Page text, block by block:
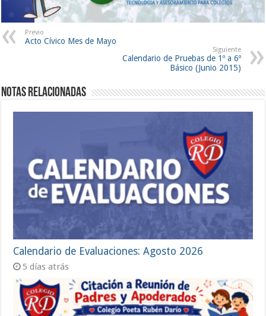
Previo
Acto Cívico Mes de Mayo
Siguiente
Calendario de Pruebas de 1º a 6º
Básico (Junio 2015)
Notas Relacionadas
Calendario de Evaluaciones: Agosto 2026
5 días atrás